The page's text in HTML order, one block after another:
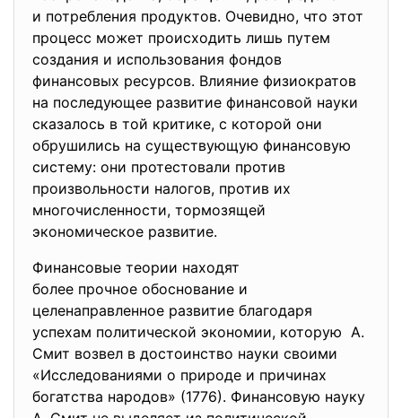
и потребления продуктов. Очевидно, что этот
процесс может происходить лишь путем
создания и использования фондов
финансовых ресурсов. Влияние физиократов
на последующее развитие финансовой науки
сказалось в той критике, с которой они
обрушились на существующую финансовую
систему: они протестовали против
произвольности налогов, против их
многочисленности, тормозящей
экономическое развитие.
Финансовые теории находят
более прочное обоснование и
целенаправленное развитие благодаря
успехам политической экономии, которую А.
Смит возвел в достоинство науки своими
«Исследованиями о природе и причинах
богатства народов» (1776). Финансовую науку